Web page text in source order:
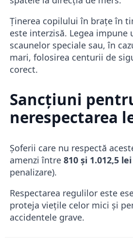
Ținerea copilului în brațe în
este interzisă. Legea impune
scaunelor speciale sau, în
mari, folosirea centurii de
corect.
Sancțiuni
nerespectarea
Șoferii care nu respectă
amenzi între 810 și 1.012,5 lei
penalizare).
Respectarea regulilor este
proteja viețile celor mici și
accidentele grave.